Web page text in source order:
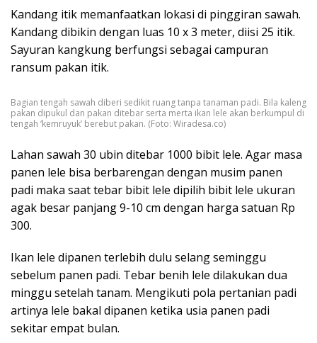
Kandang itik memanfaatkan lokasi di pinggiran sawah.
Kandang dibikin dengan luas 10 x 3 meter, diisi 25 itik.
Sayuran kangkung berfungsi sebagai campuran
ransum pakan itik.
Bagian tengah sawah diberi sedikit ruang tanpa tanaman padi. Bila kaleng
pakan dipukul dan pakan ditebar serta merta ikan lele akan berkumpul di
tengah ‘kemruyuk’ berebut pakan. (Foto: Wiradesa.co)
Lahan sawah 30 ubin ditebar 1000 bibit lele. Agar masa
panen lele bisa berbarengan dengan musim panen
padi maka saat tebar bibit lele dipilih bibit lele ukuran
agak besar panjang 9-10 cm dengan harga satuan Rp
300.
Ikan lele dipanen terlebih dulu selang seminggu
sebelum panen padi. Tebar benih lele dilakukan dua
minggu setelah tanam. Mengikuti pola pertanian padi
artinya lele bakal dipanen ketika usia panen padi
sekitar empat bulan.